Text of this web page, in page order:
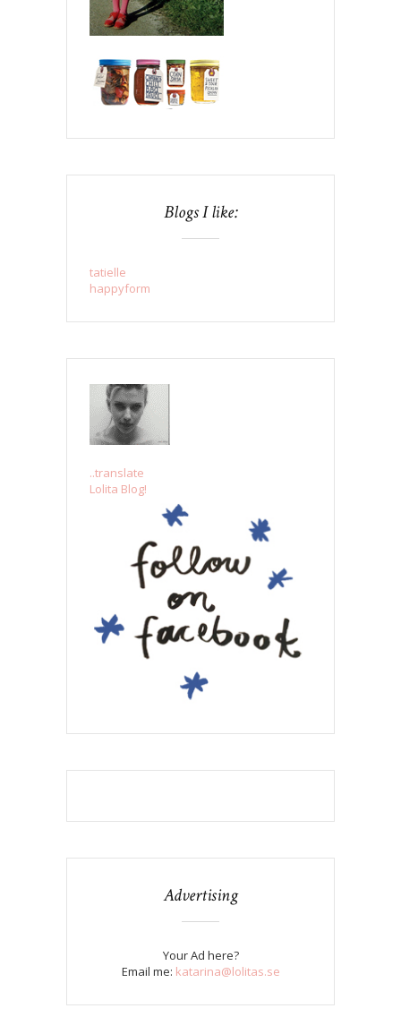
Blogs I like:
tatielle
happyform
..translate
Lolita Blog!
Advertising
Your Ad here?
Email me: katarina@lolitas.se